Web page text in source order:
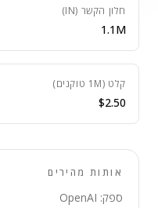
חלון הקשר (IN)
1.1M
קלט (1M טוקנים)
$2.50
אותות מהירים
ספק: OpenAI